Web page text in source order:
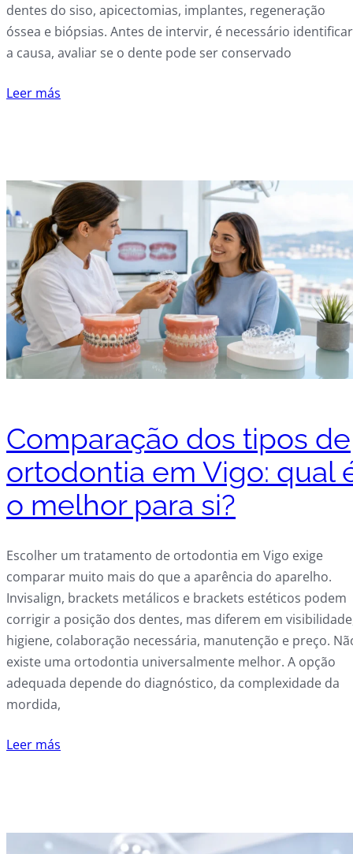
dentes do siso, apicectomias, implantes, regeneração
óssea e biópsias. Antes de intervir, é necessário identificar
a causa, avaliar se o dente pode ser conservado
Leer más
Comparação dos tipos de
ortodontia em Vigo: qual
o melhor para si?
Escolher um tratamento de ortodontia em Vigo exige
comparar muito mais do que a aparência do aparelho.
Invisalign, brackets metálicos e brackets estéticos podem
corrigir a posição dos dentes, mas diferem em
higiene, colaboração necessária, manutenção e preço.
existe uma ortodontia universalmente melhor. A opção
adequada depende do diagnóstico, da complexidade da
mordida,
Leer más